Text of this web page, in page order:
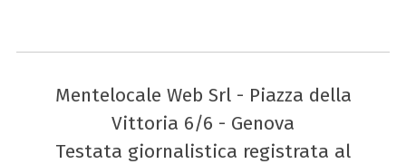
Mentelocale Web Srl - Piazza della
Vittoria 6/6 - Genova
Testata giornalistica registrata al